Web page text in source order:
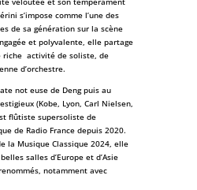
s’impose comme l’une des
de sa génération sur la scène
et polyvalente, elle partage
riche activité de soliste, de
d’orchestre.
not euse de Deng puis au
(Kobe, Lyon, Carl Nielsen,
flûtiste supersoliste de
de Radio France depuis 2020.
la Musique Classique 2024, elle
salles d’Europe et d’Asie
notamment avec